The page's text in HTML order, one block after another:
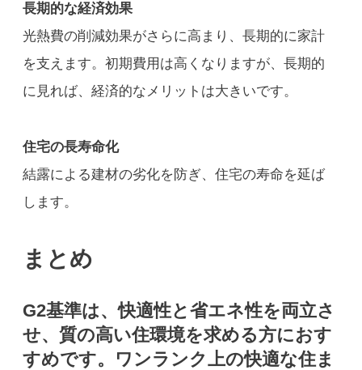
長期的な経済効果
光熱費の削減効果がさらに高まり、長期的に家計
を支えます。初期費用は高くなりますが、長期的
に見れば、経済的なメリットは大きいです。
住宅の長寿命化
結露による建材の劣化を防ぎ、住宅の寿命を延ば
します。
まとめ
G2基準は、快適性と省エネ性を両立さ
せ、質の高い住環境を求める方におす
すめです。ワンランク上の快適な住ま